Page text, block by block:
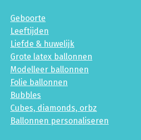
Geboorte
Leeftijden
Liefde & huwelijk
Grote latex ballonnen
Modelleer ballonnen
Folie ballonnen
Bubbles
Cubes, diamonds, orbz
Ballonnen personaliseren